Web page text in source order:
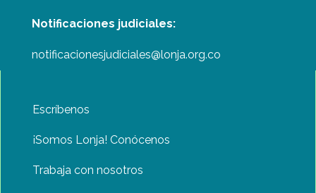
Notificaciones judiciales:
notificacionesjudiciales@lonja.org.co
Escríbenos
¡Somos Lonja! Conócenos
Trabaja con nosotros